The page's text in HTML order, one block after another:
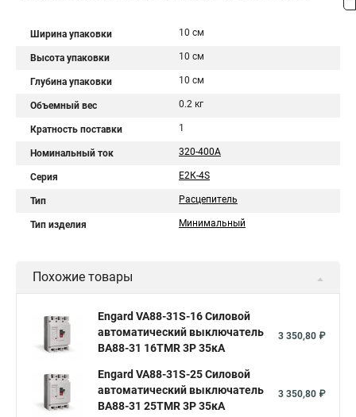
Ширина упаковки 10 см
Высота упаковки 10 см
Глубина упаковки 10 см
Объемный вес 0.2 кг
Кратность поставки 1
Номинальный ток 320-400A
Серия Е2К-4S
Тип Расцепитель
Тип изделия Минимальный
Похожие товары
Engard VA88-31S-16 Силовой
автоматический выключатель
ВА88-31 16TMR 3P 35кА
3 350,80 ₽
Engard VA88-31S-25 Силовой
автоматический выключатель
ВА88-31 25TMR 3P 35кА
3 350,80 ₽